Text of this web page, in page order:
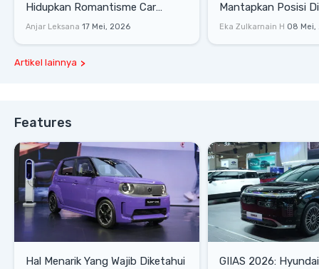
Hidupkan Romantisme Car
Culture Era 90-an
Anjar Leksana 17 Mei, 2026
Mantapkan Posisi
Gaya Hidup
Eka Zulkarnain H 08 Mei,
Artikel lainnya
Features
Hal Menarik Yang Wajib Diketahui
GIIAS 2026: